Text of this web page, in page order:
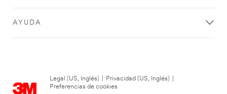
AYUDA
Legal (US, Inglés) Privacidad (US, Inglés)
Preferencias de cookies